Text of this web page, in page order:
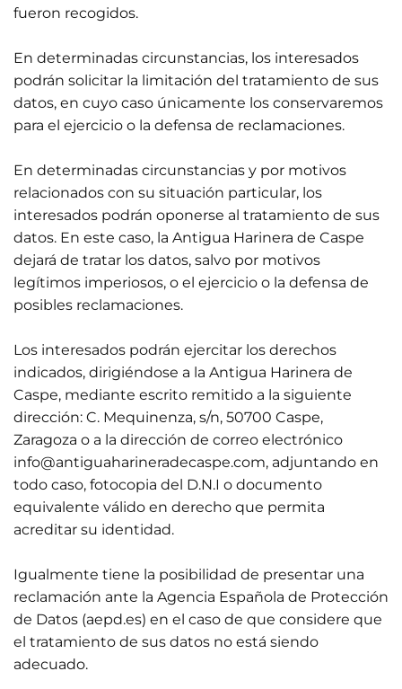
fueron recogidos.
En determinadas circunstancias, los interesados
podrán solicitar la limitación del tratamiento de sus
datos, en cuyo caso únicamente los conservaremos
para el ejercicio o la defensa de reclamaciones.
En determinadas circunstancias y por motivos
relacionados con su situación particular, los
interesados podrán oponerse al tratamiento de sus
datos. En este caso, la Antigua Harinera de Caspe
dejará de tratar los datos, salvo por motivos
legítimos imperiosos, o el ejercicio o la defensa de
posibles reclamaciones.
Los interesados podrán ejercitar los derechos
indicados, dirigiéndose a la Antigua Harinera de
Caspe, mediante escrito remitido a la siguiente
dirección: C. Mequinenza, s/n, 50700 Caspe,
Zaragoza o a la dirección de correo electrónico
info@antiguaharineradecaspe.com, adjuntando en
todo caso, fotocopia del D.N.I o documento
equivalente válido en derecho que permita
acreditar su identidad.
Igualmente tiene la posibilidad de presentar una
reclamación ante la Agencia Española de Protección
de Datos (aepd.es) en el caso de que considere que
el tratamiento de sus datos no está siendo
adecuado.